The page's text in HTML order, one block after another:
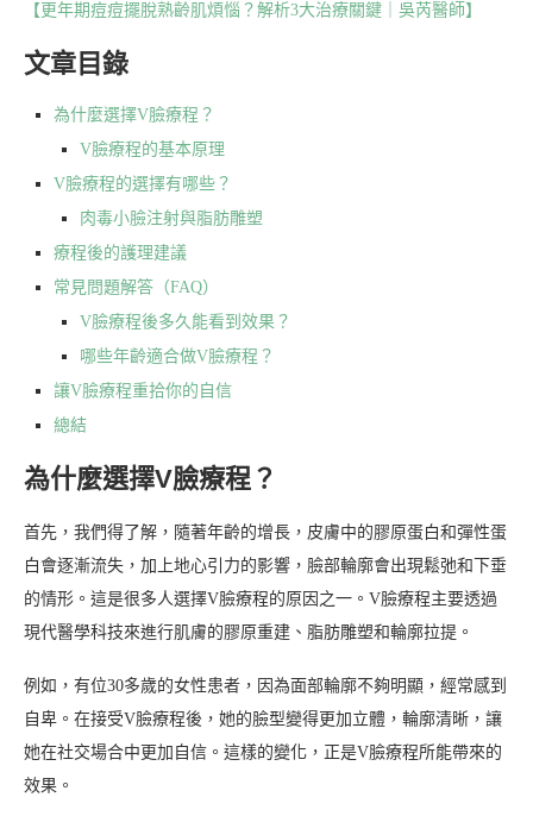
【更年期痘痘擺脫熟齡肌煩惱？解析3大治療關鍵｜吳芮醫師】
文章目錄
為什麼選擇V臉療程？
V臉療程的基本原理
V臉療程的選擇有哪些？
肉毒小臉注射與脂肪雕塑
療程後的護理建議
常見問題解答（FAQ）
V臉療程後多久能看到效果？
哪些年齡適合做V臉療程？
讓V臉療程重拾你的自信
總結
為什麼選擇V臉療程？
首先，我們得了解，隨著年齡的增長，皮膚中的膠原蛋白和彈性蛋
白會逐漸流失，加上地心引力的影響，臉部輪廓會出現鬆弛和下垂
的情形。這是很多人選擇V臉療程的原因之一。V臉療程主要透過
現代醫學科技來進行肌膚的膠原重建、脂肪雕塑和輪廓拉提。
例如，有位30多歲的女性患者，因為面部輪廓不夠明顯，經常感到
自卑。在接受V臉療程後，她的臉型變得更加立體，輪廓清晰，讓
她在社交場合中更加自信。這樣的變化，正是V臉療程所能帶來的
效果。